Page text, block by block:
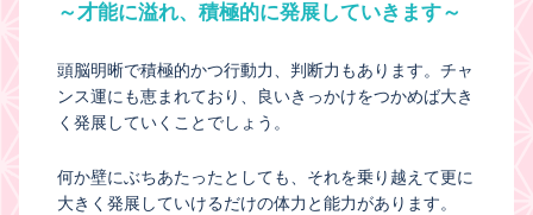
～才能に溢れ、積極的に発展していきます～
頭脳明晰で積極的かつ行動力、判断力もあります。チャ
ンス運にも恵まれており、良いきっかけをつかめば大き
く発展していくことでしょう。
何か壁にぶちあたったとしても、それを乗り越えて更に
大きく発展していけるだけの体力と能力があります。